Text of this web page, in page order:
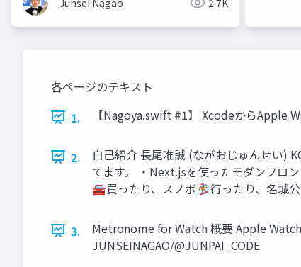
各ページのテキスト
1.
【Nagoya.swift #1】 XcodeからApple
2.
自己紹介 長尾准誠 (ながおじゅんせい)
てます。 ・Next.jsを使ったモダンフロ
🚘買ったり、スノボ🏂行ったり、名城
3.
Metronome for Watch 概要 Apple
JUNSEINAGAO/@JUNPAI_CODE